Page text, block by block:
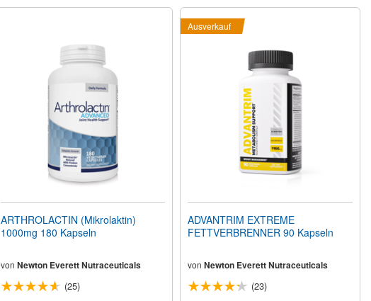
ARTHROLACTIN (Mikrolaktin)
1000mg 180 Kapseln
von Newton Everett Nutraceuticals
(25)
Ausverkauf
ADVANTRIM EXTREME
FETTVERBRENNER 90 Kapseln
von Newton Everett Nutraceuticals
(23)